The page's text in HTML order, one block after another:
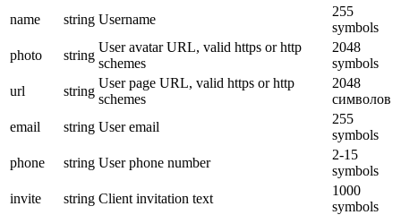
name string Username
255
symbols
photo
string
User avatar URL, valid https or http
schemes
2048
symbols
url
string
User page URL, valid https or http
schemes
2048
символов
email
string User email
255
symbols
phone
string User phone number
2-15
symbols
invite
string Client invitation text
1000
symbols